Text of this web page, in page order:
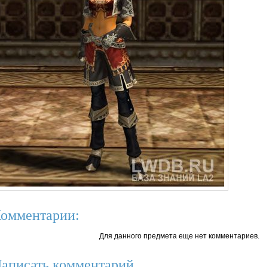
Для данного предмета еще нет комментариев.